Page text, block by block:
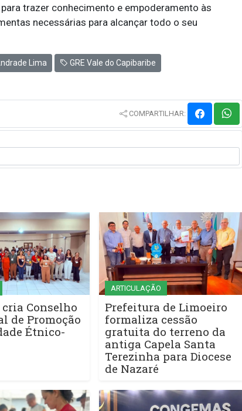
trazer conhecimento e empoderamento às
necessárias para alcançar todo o seu
Lima GRE Vale do Capibaribe
COMPARTILHAR:
Conselho
de Promoção
Étnico-
ARTICULAÇÃO
Prefeitura de Limoeiro
formaliza cessão
gratuita do terreno da
antiga Capela Santa
Terezinha para Diocese
de Nazaré